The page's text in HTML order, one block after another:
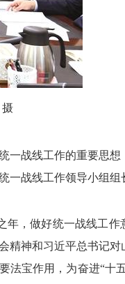
摄
一战线工作的重要思想
一战线工作领导小组
年，做好统一战线工作
精神和习近平总书记
法宝作用， 为奋进“十五